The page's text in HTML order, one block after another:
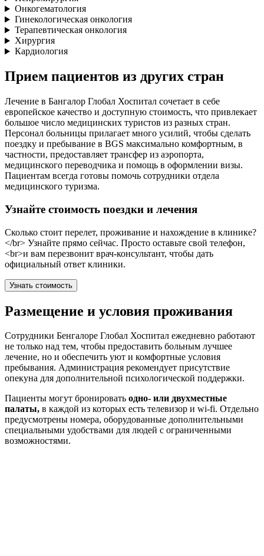
Онкогематология
Гинекологическая онкология
Терапевтическая онкология
Хирургия
Кардиология
Прием пациентов из других стран
Лечение в Бангалор Глобал Хоспитал сочетает в себе
европейское качество и доступную стоимость, что привлекает
большое число медицинских туристов из разных стран.
Персонал больницы прилагает много усилий, чтобы сделать
поездку и пребывание в BGS максимально комфортным, в
частности, предоставляет трансфер из аэропорта,
медицинского переводчика и помощь в оформлении визы.
Пациентам всегда готовы помочь сотрудники отдела
медицинского туризма.
Узнайте стоимость поездки и лечения
Сколько стоит перелет, проживание и нахождение в клинике?
</br> Узнайте прямо сейчас. Просто оставьте свой телефон,
<br>и вам перезвонит врач-консультант, чтобы дать
официальный ответ клиники.
Узнать стоимость
Размещение и условия проживания
Сотрудники Бенгалоре Глобал Хоспитал ежедневно работают
не только над тем, чтобы предоставить больным лучшее
лечение, но и обеспечить уют и комфортные условия
пребывания. Администрация рекомендует присутствие
опекуна для дополнительной психологической поддержки.
Пациенты могут бронировать одно- или двухместные
палаты, в каждой из которых есть телевизор и wi-fi. Отдельно
предусмотрены номера, оборудованные дополнительными
специальными удобствами для людей с ограниченными
возможностями.